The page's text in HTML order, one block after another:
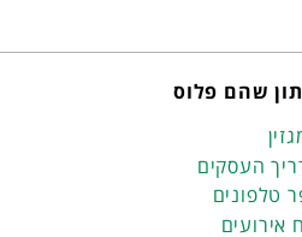
שהם פלוס
העסקים
טלפונים
אירועים